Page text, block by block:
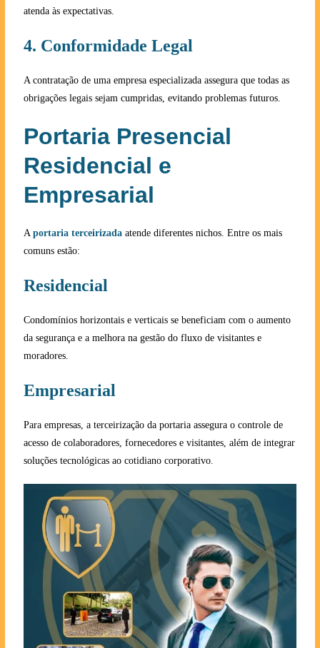
atenda às expectativas.
4. Conformidade Legal
A contratação de uma empresa especializada assegura que todas as
obrigações legais sejam cumpridas, evitando problemas futuros.
Portaria Presencial
Residencial e
Empresarial
A portaria terceirizadaatende diferentes nichos. Entre os mais
comuns estão:
Residencial
Condomínios horizontais e verticais se beneficiam com o aumento
da segurança e a melhora na gestão do fluxo de visitantes e
moradores.
Empresarial
Para empresas, a terceirização da portaria assegura o controle de
acesso de colaboradores, fornecedores e visitantes, além de integrar
soluções tecnológicas ao cotidiano corporativo.